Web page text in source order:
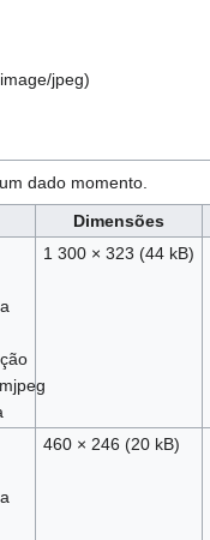
image/jpeg)
dado momento.
Dimensões
1 300 × 323 (44 kB)
460 × 246 (20 kB)